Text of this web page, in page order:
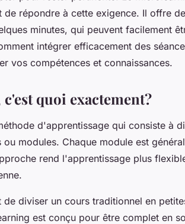
de répondre à cette exigence. Il offre
minutes, qui peuvent facilement
intégrer efficacement des
vos compétences et connaissances.
quoi exactement?
d'apprentissage qui consiste à
modules. Chaque module est
rend l'apprentissage plus
diviser un cours traditionnel en
est conçu pour être complet en